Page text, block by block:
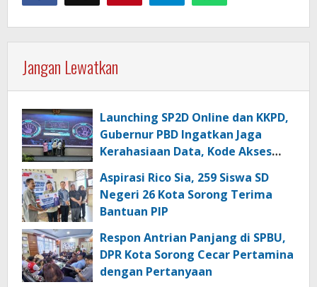
Jangan Lewatkan
Launching SP2D Online dan KKPD,
Gubernur PBD Ingatkan Jaga
Kerahasiaan Data, Kode Akses
Aspirasi Rico Sia, 259 Siswa SD
Negeri 26 Kota Sorong Terima
Bantuan PIP
Respon Antrian Panjang di SPBU,
DPR Kota Sorong Cecar Pertamina
dengan Pertanyaan